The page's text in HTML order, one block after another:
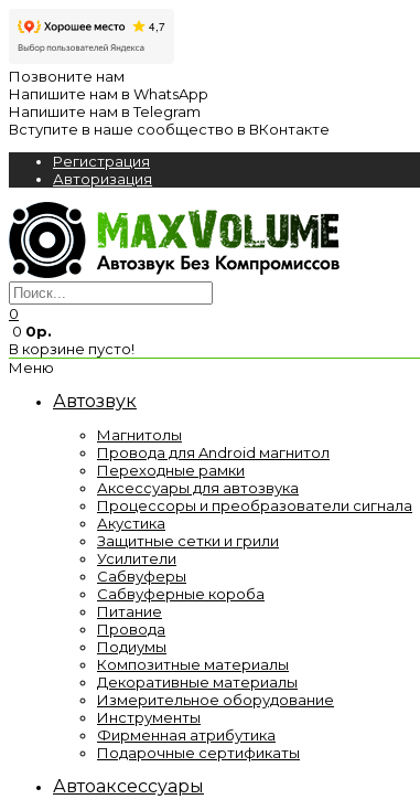
Позвоните нам
Напишите нам в WhatsApp
Напишите нам в Telegram
Вступите в наше сообщество в ВКонтакте
Регистрация
Авторизация
0
0 0р.
В корзине пусто!
Меню
Автозвук
Магнитолы
Провода для Android магнитол
Переходные рамки
Аксессуары для автозвука
Процессоры и преобразователи сигнала
Акустика
Защитные сетки и грили
Усилители
Сабвуферы
Сабвуферные короба
Питание
Провода
Подиумы
Композитные материалы
Декоративные материалы
Измерительное оборудование
Инструменты
Фирменная атрибутика
Подарочные сертификаты
Автоаксессуары